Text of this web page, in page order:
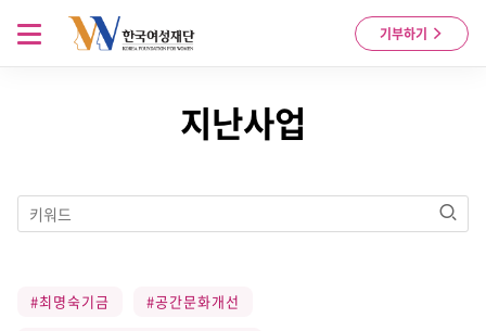
Skip to content
기부하기
메뉴 열기
지난사업
검색
#최명숙기금
#공간문화개선